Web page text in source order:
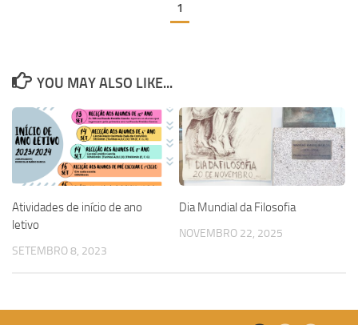
1
YOU MAY ALSO LIKE...
Atividades de início de ano
letivo
SETEMBRO 8, 2023
Dia Mundial da Filosofia
NOVEMBRO 22, 2025